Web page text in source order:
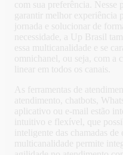
com sua preferência. Nesse
garantir melhor experiência
jornada e solucionar de
necessidade, a Up Brasil
essa multicanalidade e se
omnichanel, ou seja, com a
linear em todos os canais.
As ferramentas de
atendimento, chatbots,
aplicativo ou e-mail estão
intuitivo e flexível, que
inteligente das chamadas
multicanalidade permite